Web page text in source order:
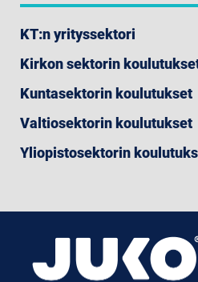
KT:n yrityssektori
Kirkon sektorin
Kuntasektorin koulutukset
Valtiosektorin koulutukset
Yliopistosektorin